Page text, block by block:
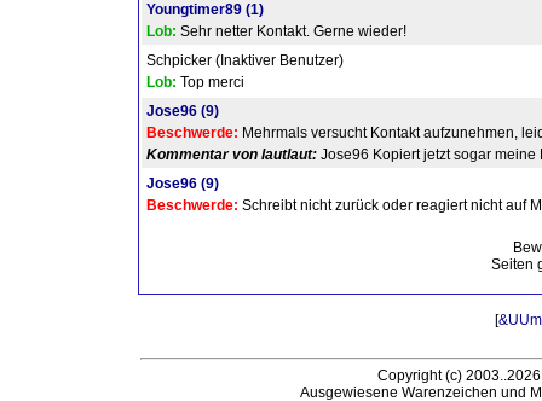
Youngtimer89 (1)
Lob: Sehr netter Kontakt. Gerne wieder!
Schpicker (Inaktiver Benutzer)
Lob: Top merci
Jose96 (9)
Beschwerde: Mehrmals versucht Kontakt aufzunehmen,
Kommentar von lautlaut:Jose96 Kopiert jetzt sogar meine
Jose96 (9)
Beschwerde: Schreibt nicht zurück oder reagiert nicht auf
Seiten
[
Copyright (c)
Ausgewiesene Warenzeichen und